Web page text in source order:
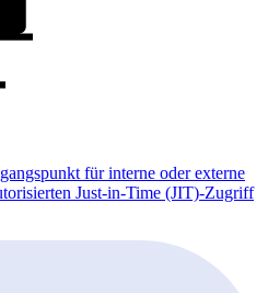
für interne oder externe
Just-in-Time (JIT)-Zugriff